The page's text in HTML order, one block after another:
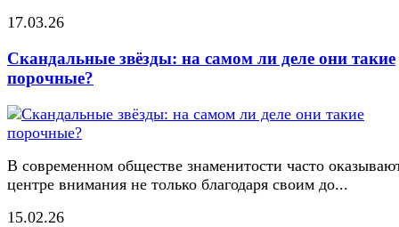
17.03.26
Скандальные звёзды: на самом ли деле они такие
порочные?
В современном обществе знаменитости часто
центре внимания не только благодаря своим до...
15.02.26